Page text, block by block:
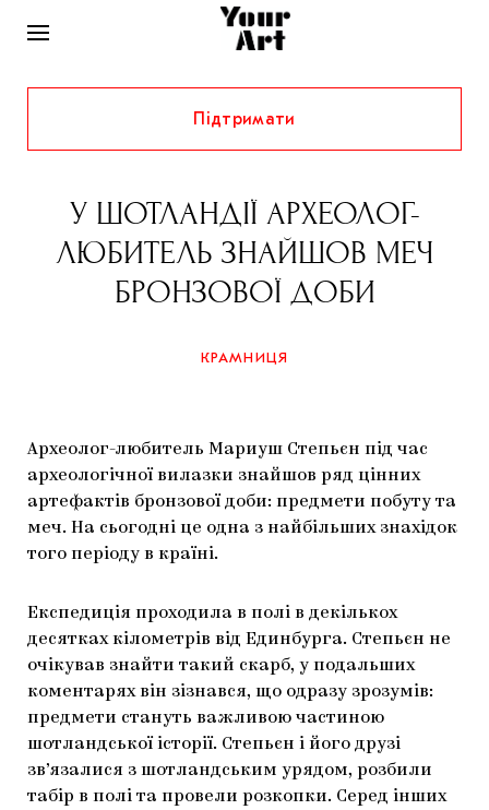
НОВИНИ
ІНТЕРВ’Ю
ХУДОЖНИКИ
КУРАТОРИ
РІДНИЙ КРАЙ
ФЕСТИВАЛІ
КОЛЕКЦІЇ
ГАЛЕРЕЇ
АРТЦЕНТРИ
СТАТТІ
КОНСПЕКТИ
КНИЖКИ І ЖУРНАЛИ
ЗАПАЛЕННЯ
ЯК ПІДТРИМУВАТИ УКРАЇНСЬКЕ МИСТЕЦТВО
МАРІУПОЛЬСЬКІ МАРГІНАЛІЇ
CARPATHIAN CULT ПРО РІЗДВЯНІ СВЯТА
КРАМНИЦЯ
Підтримати
У ШОТЛАНДІЇ АРХЕОЛОГ-
ЛЮБИТЕЛЬ ЗНАЙШОВ МЕЧ
БРОНЗОВОЇ ДОБИ
КРАМНИЦЯ
Археолог-любитель Мариуш Степьєн під час
археологічної вилазки знайшов ряд цінних
артефактів бронзової доби: предмети побуту та
меч. На сьогодні це одна з найбільших знахідок
того періоду в країні.
Експедиція проходила в полі в декількох
десятках кілометрів від Единбурга. Степьєн не
очікував знайти такий скарб, у подальших
коментарях він зізнався, що одразу зрозумів:
предмети стануть важливою частиною
шотландської історії. Степьєн і його друзі
зв’язалися з шотландським урядом, розбили
табір в полі та провели розкопки. Серед інших